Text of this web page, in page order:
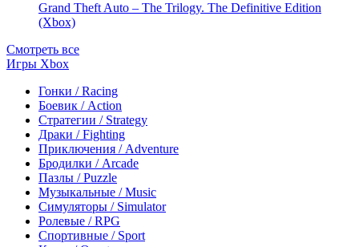
Grand Theft Auto – The Trilogy. The Definitive Edition
(Xbox)
Смотреть все
Игры Xbox
Гонки / Racing
Боевик / Action
Стратегии / Strategy
Драки / Fighting
Приключения / Adventure
Бродилки / Arcade
Пазлы / Puzzle
Музыкальные / Music
Симуляторы / Simulator
Ролевые / RPG
Спортивные / Sport